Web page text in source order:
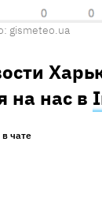
gismeteo.ua
на нас в
чате